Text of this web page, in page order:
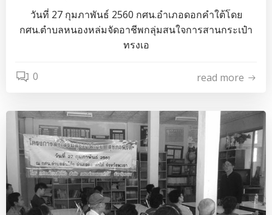
วันที่ 27 กุมภาพันธ์ 2560 กศน.อำเภอดอกคำใต้โดย
กศน.ตำบลหนองหล่มจัดอาชีพกลุ่มสนใจการสานกระเป๋า
ทรงเอ
0 read more